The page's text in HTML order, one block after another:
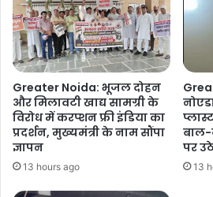
Greater Noida: भूजल दोहन
और मिलावटी खाद्य सामग्री के
विरोध में करप्शन फ्री इंडिया का
प्रदर्शन, मुख्यमंत्री के नाम सौंपा
ज्ञापन
13 hours ago
बाल-
पर
13